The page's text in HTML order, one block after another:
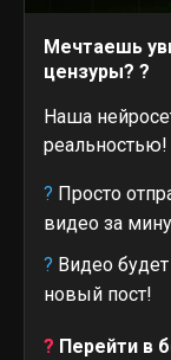
Мечтаешь
цензуры? ?
Наша
реальностью!
? Просто
видео за
? Видео
новый пост!
? Перейти в